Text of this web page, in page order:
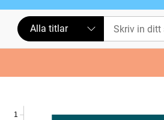
Alla titlar
1